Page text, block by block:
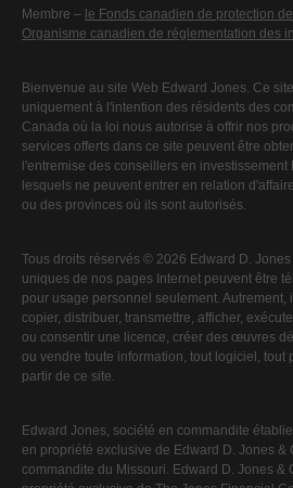
Membre – le Fonds canadien de protection
Organisme canadien de réglementation des
Bienvenue au site Web Edward Jones. Ce
uniquement à l'intention des résidents des
Canada où la loi nous autorise à offrir nos
services offerts dans ce site peuvent être
l'entremise des conseillers en
lesquels ne peuvent entrer en relation
ou des provinces où ils sont autorisés.
Tous droits réservés © 2026 Edward D.
uniques de nos pages Internet peuvent être
pour usage personnel seulement. Autrement,
copier, distribuer, transmettre, afficher,
ou consentir une licence, créer des œuvres
ou vendre toute information, tout logiciel, tout
partir de ce site.
Edward Jones, société en commandite
en propriété exclusive de Edward D. Jones &
commandite du Missouri. Edward D. Jones &